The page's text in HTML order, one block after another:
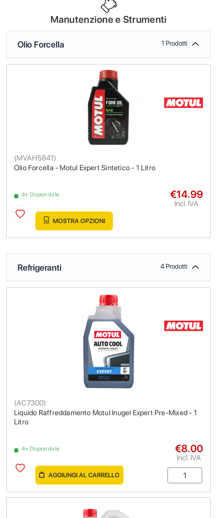
Manutenzione e Strumenti
Olio Forcella 1 Prodotti
Olio Forcella - Motul Expert Sintetico - 1 Litro
(MVAH5841)
4+ Disponibile €14.99
Incl. IVA
MOSTRA OPZIONI
Refrigeranti 4 Prodotti
Liquido Raffreddamento Motul Inugel Expert Pre-Mixed - 1
Litro
(AC7300)
4+ Disponibile €8.00
Incl. IVA
AGGIUNGI AL CARRELLO